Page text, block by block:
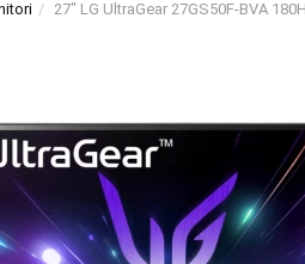
27" LG UltraGear 27GS50F-BVA